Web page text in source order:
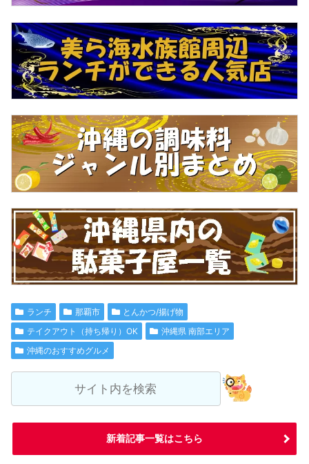
ランチ 那覇市
とんかつ/揚げ物
テイクアウト（持ち帰り）OK
沖縄県 南部エリア
沖縄のおすすめグルメ
新着記事一覧はこちら